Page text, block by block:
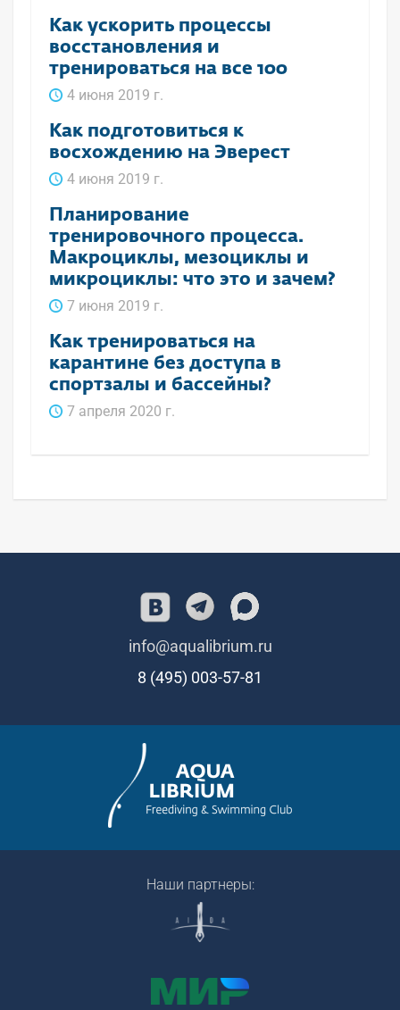
Как ускорить процессы
восстановления и
тренироваться на все 100
4 июня 2019 г.
Как подготовиться к
восхождению на Эверест
4 июня 2019 г.
Планирование
тренировочного процесса.
Макроциклы, мезоциклы и
микроциклы: что это и зачем?
7 июня 2019 г.
Как тренироваться на
карантине без доступа в
спортзалы и бассейны?
7 апреля 2020 г.
info@aqualibrium.ru
8 (495) 003-57-81
Наши партнеры: